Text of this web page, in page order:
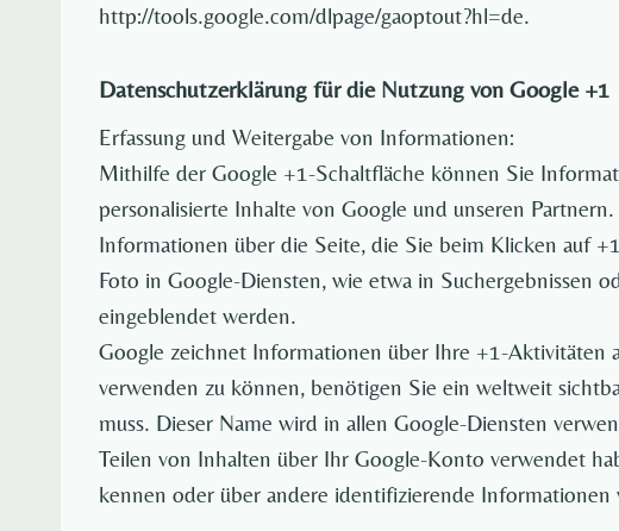
http://tools.google.com/dlpage/gaoptout?hl=de.
Datenschutzerklärung für die Nutzung von Google +1
Erfassung und Weitergabe von Informationen:
Mithilfe der Google +1-Schaltfläche können Sie
personalisierte Inhalte von Google und unseren
Informationen über die Seite, die Sie beim Klicken auf
Foto in Google-Diensten, wie etwa in Suchergebnissen
eingeblendet werden.
Google zeichnet Informationen über Ihre +1-Aktivitäten
verwenden zu können, benötigen Sie ein weltweit
muss. Dieser Name wird in allen Google-Diensten
Teilen von Inhalten über Ihr Google-Konto verwendet
kennen oder über andere identifizierende Informationen